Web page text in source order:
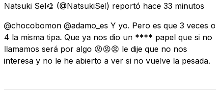
Natsuki Sel🎨 (@NatsukiSel) reportó hace 33 minutos
@chocobomon @adamo_es Y yo. Pero es que 3 veces o
4 la misma tipa. Que ya nos dio un **** papel que si no
llamamos será por algo 😡😡😡 le dije que no nos
interesa y no le he abierto a ver si no vuelve la pesada.